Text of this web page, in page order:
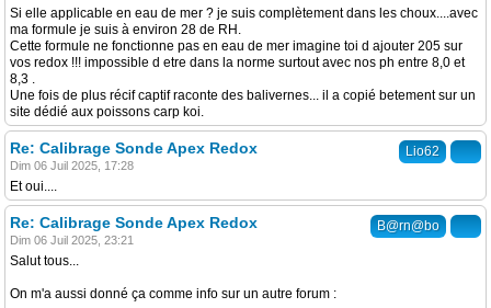
Si elle applicable en eau de mer ? je suis complètement dans les choux....avec
ma formule je suis à environ 28 de RH.
Cette formule ne fonctionne pas en eau de mer imagine toi d ajouter 205 sur
vos redox !!! impossible d etre dans la norme surtout avec nos ph entre 8,0 et
8,3 .
Une fois de plus récif captif raconte des balivernes... il a copié betement sur un
site dédié aux poissons carp koi.
Lio62
Re: Calibrage Sonde Apex Redox
Dim 06 Juil 2025, 17:28
Et oui....
B@rn@bo
Re: Calibrage Sonde Apex Redox
Dim 06 Juil 2025, 23:21
Salut tous...
On m'a aussi donné ça comme info sur un autre forum :